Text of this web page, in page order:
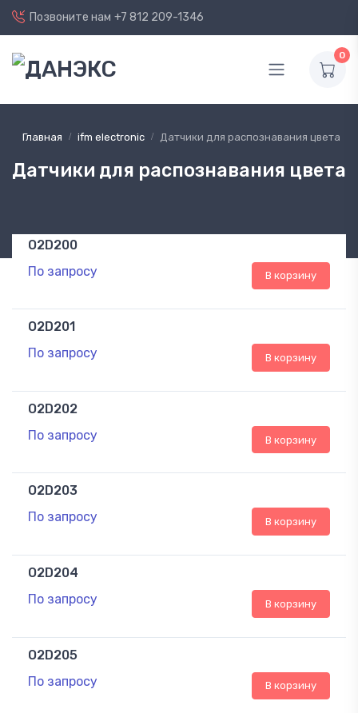
Позвоните нам +7 812 209-1346
0
Главная ifm electronic Датчики для распознавания цвета
Датчики для распознавания цвета
O2D200
По запросу
В корзину
O2D201
По запросу
В корзину
O2D202
По запросу
В корзину
O2D203
По запросу
В корзину
O2D204
По запросу
В корзину
O2D205
По запросу
В корзину